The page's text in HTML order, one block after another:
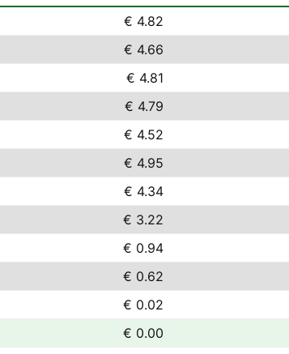
€ 4.82
€ 4.66
€ 4.81
€ 4.79
€ 4.52
€ 4.95
€ 4.34
€ 3.22
€ 0.94
€ 0.62
€ 0.02
€ 0.00